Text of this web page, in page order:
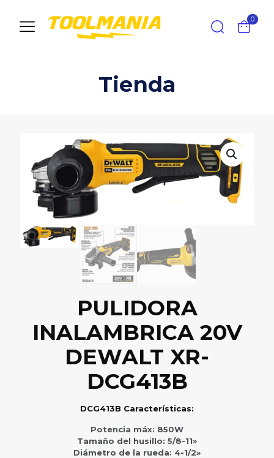
0
Tienda
PULIDORA
INALAMBRICA 20V
DEWALT XR-
DCG413B
DCG413B Características:
Potencia máx: 850W
Tamaño del husillo: 5/8-11»
Diámetro de la rueda: 4-1/2»